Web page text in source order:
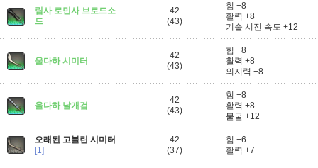
림사 로민사 브로드소
드
42
(43)
힘 +8
활력 +8
기술 시전 속도 +12
울다하 시미터
42
(43)
힘 +8
활력 +8
의지력 +8
울다하 날개검
42
(43)
힘 +8
활력 +8
불굴 +12
오래된 고블린 시미터
[1]
42
(37)
힘 +6
활력 +7